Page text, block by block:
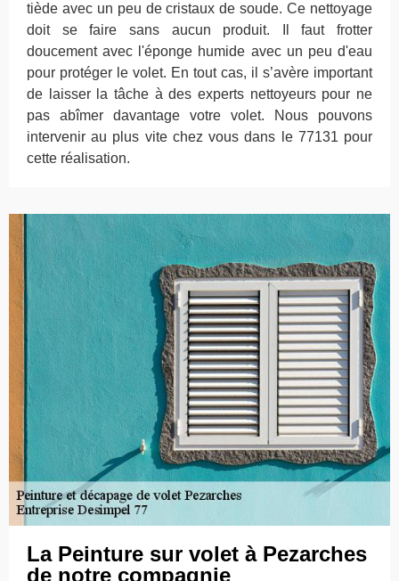
tiède avec un peu de cristaux de soude. Ce nettoyage
doit se faire sans aucun produit. Il faut frotter
doucement avec l'éponge humide avec un peu d'eau
pour protéger le volet. En tout cas, il s’avère important
de laisser la tâche à des experts nettoyeurs pour ne
pas abîmer davantage votre volet. Nous pouvons
intervenir au plus vite chez vous dans le 77131 pour
cette réalisation.
La Peinture sur volet à Pezarches
de notre compagnie